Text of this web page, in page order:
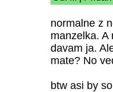
normalne z
manzelka. A
davam ja.
mate? No
btw asi by